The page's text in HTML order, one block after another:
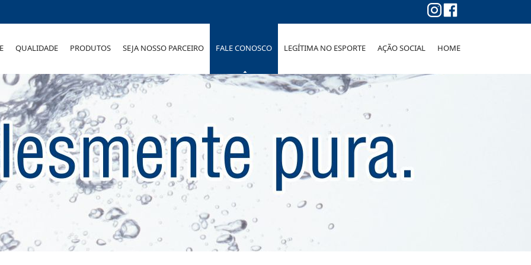
QUALIDADE PRODUTOS SEJA NOSSO PARCEIRO FALE CONOSCO LEGÍTIMA NO ESPORTE AÇÃO SOCIAL HOME